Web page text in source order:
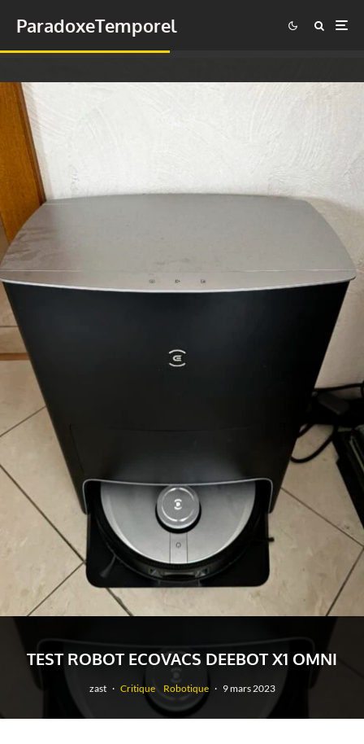
ParadoxeTemporel
TEST ROBOT ECOVACS DEEBOT X1 OMNI
zast · Critique Robotique · 9 mars 2023